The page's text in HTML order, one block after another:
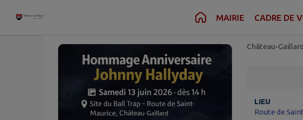
Contenu MAIRIE CADRE DE
Château-Gaillard
LIEU
Route de